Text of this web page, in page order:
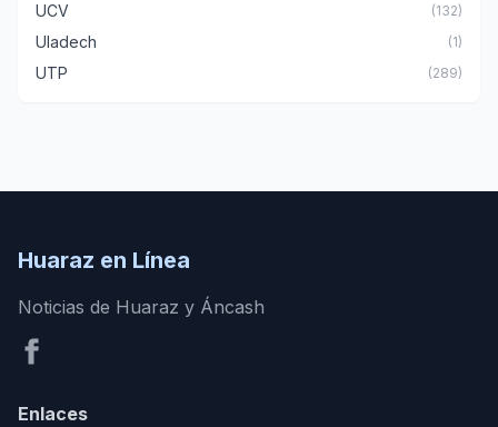
UCV (132)
Uladech (1)
UTP (289)
Huaraz en Línea
Noticias de Huaraz y Áncash
Enlaces